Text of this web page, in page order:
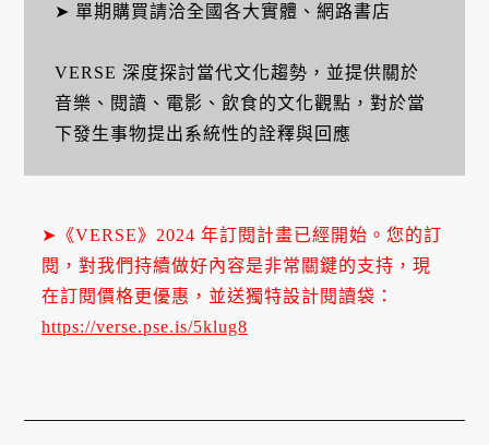
➤ 單期購買請洽全國各大實體、網路書店
VERSE 深度探討當代文化趨勢，並提供關於
音樂、閱讀、電影、飲食的文化觀點，對於當
下發生事物提出系統性的詮釋與回應
➤《VERSE》2024 年訂閱計畫已經開始。您的訂
閱，對我們持續做好內容是非常關鍵的支持，現
在訂閱價格更優惠，並送獨特設計閱讀袋：
https://verse.pse.is/5klug8